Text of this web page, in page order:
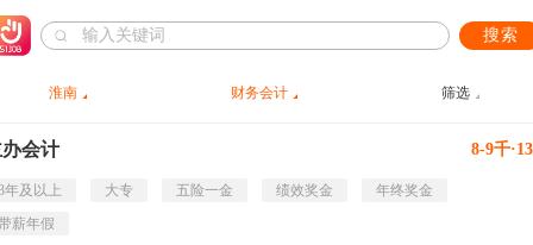
搜索
淮南 财务会计 筛选
会计 8-9千
年及以上 大专 五险一金 绩效奖金
年终奖金
薪年假